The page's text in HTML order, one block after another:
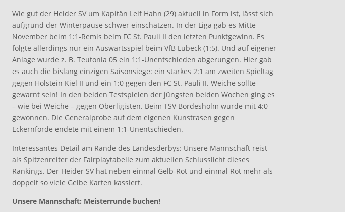
Wie gut der Heider SV um Kapitän Leif Hahn (29) aktuell in Form ist, lässt sich
aufgrund der Winterpause schwer einschätzen. In der Liga gab es Mitte
November beim 1:1-Remis beim FC St. Pauli II den letzten Punktgewinn. Es
folgte allerdings nur ein Auswärtsspiel beim VfB Lübeck (1:5). Und auf eigener
Anlage wurde z. B. Teutonia 05 ein 1:1-Unentschieden abgerungen. Hier gab
es auch die bislang einzigen Saisonsiege: ein starkes 2:1 am zweiten Spieltag
gegen Holstein Kiel II und ein 1:0 gegen den FC St. Pauli II. Weiche sollte
gewarnt sein! In den beiden Testspielen der jüngsten beiden Wochen ging es
– wie bei Weiche – gegen Oberligisten. Beim TSV Bordesholm wurde mit 4:0
gewonnen. Die Generalprobe auf dem eigenen Kunstrasen gegen
Eckernförde endete mit einem 1:1-Unentschieden.
Interessantes Detail am Rande des Landesderbys: Unsere Mannschaft reist
als Spitzenreiter der Fairplaytabelle zum aktuellen Schlusslicht dieses
Rankings. Der Heider SV hat neben einmal Gelb-Rot und einmal Rot mehr als
doppelt so viele Gelbe Karten kassiert.
Unsere Mannschaft: Meisterrunde buchen!